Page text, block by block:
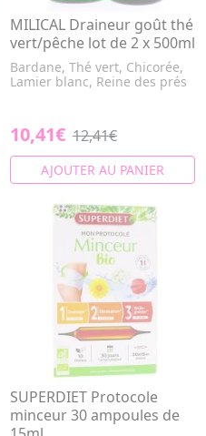
MILICAL Draineur goût thé
vert/pêche lot de 2 x 500ml
Bardane, Thé vert, Chicorée,
Lamier blanc, Reine des prés
10,41€ 12,41€
AJOUTER AU PANIER
SUPERDIET Protocole
minceur 30 ampoules de